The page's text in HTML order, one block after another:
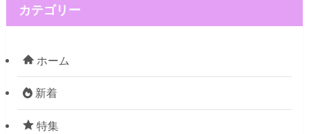
カテゴリー
ホーム
新着
特集